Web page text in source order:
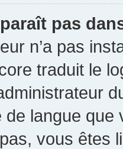
pas
n’a pas
traduit le
de langue
vous êtes